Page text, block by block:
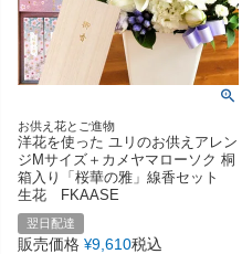
お供え花とご進物
洋花を使った ユリのお供えアレン
ジMサイズ＋カメヤマローソク 桐
箱入り「桜華の雅」線香セット
生花 FKAASE
翌日配達
販売価格 ¥9,610税込